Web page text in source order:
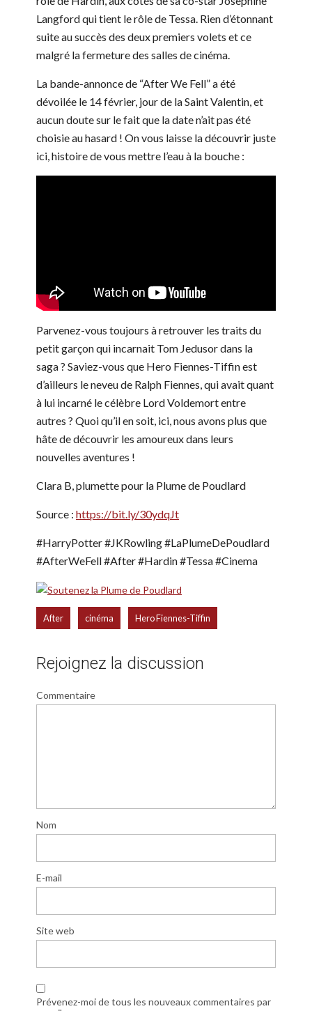
Langford qui tient le rôle de Tessa. Rien d’étonnant
suite au succès des deux premiers volets et ce
malgré la fermeture des salles de cinéma.
La bande-annonce de “After We Fell” a été
dévoilée le 14 février, jour de la Saint Valentin, et
aucun doute sur le fait que la date n’ait pas été
choisie au hasard ! On vous laisse la découvrir juste
ici, histoire de vous mettre l’eau à la bouche :
Parvenez-vous toujours à retrouver les traits du
petit garçon qui incarnait Tom Jedusor dans la
saga ? Saviez-vous que Hero Fiennes-Tiffin est
d’ailleurs le neveu de Ralph Fiennes, qui avait quant
à lui incarné le célèbre Lord Voldemort entre
autres ? Quoi qu’il en soit, ici, nous avons plus que
hâte de découvrir les amoureux dans leurs
nouvelles aventures !
Clara B, plumette pour la Plume de Poudlard
Source : https://bit.ly/30ydqJt
#HarryPotter #JKRowling #LaPlumeDePoudlard
#AfterWeFell #After #Hardin #Tessa #Cinema
After cinéma Hero Fiennes-Tiffin
Rejoignez la discussion
Commentaire
Nom
E-mail
Site web
Prévenez-moi de tous les nouveaux commentaires par